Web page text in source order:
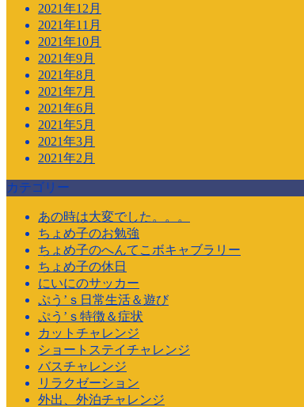
2021年12月
2021年11月
2021年10月
2021年9月
2021年8月
2021年7月
2021年6月
2021年5月
2021年3月
2021年2月
カテゴリー
あの時は大変でした。。。
ちょめ子のお勉強
ちょめ子のへんてこボキャブラリー
ちょめ子の休日
にいにのサッカー
ぷう’ｓ日常生活＆遊び
ぷう’ｓ特徴＆症状
カットチャレンジ
ショートステイチャレンジ
バスチャレンジ
リラクゼーション
外出、外泊チャレンジ